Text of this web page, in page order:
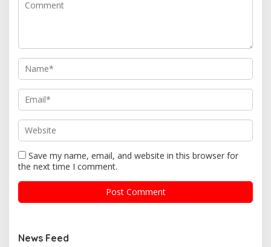
Save my name, email, and website in this browser for
the next time I comment.
News Feed